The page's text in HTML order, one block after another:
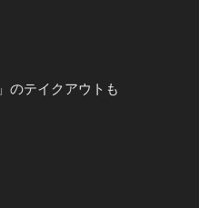
」のテイクアウトも